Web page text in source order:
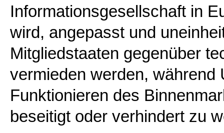
Informationsgesellschaft in
wird, angepasst und
Mitgliedstaaten gegenüber
vermieden werden, während
Funktionieren des
beseitigt oder verhindert zu